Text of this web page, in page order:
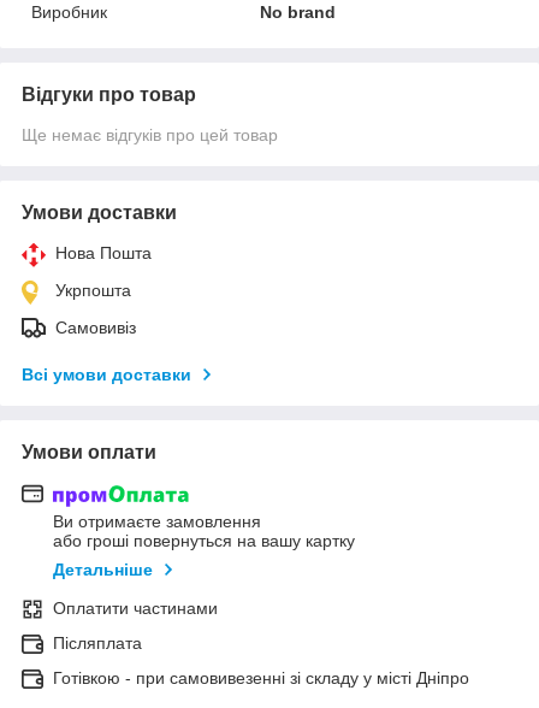
Виробник
No brand
Відгуки про товар
Ще немає відгуків про цей товар
Умови доставки
Нова Пошта
Укрпошта
Самовивіз
Всі умови доставки
Умови оплати
Ви отримаєте замовлення
або гроші повернуться на вашу картку
Детальніше
Оплатити частинами
Післяплата
Готівкою - при самовивезенні зі складу у місті Дніпро